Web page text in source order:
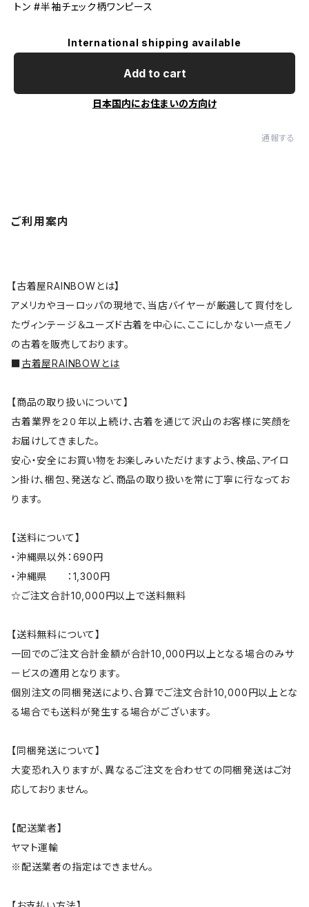
トン #半袖チェック柄ワンピース
International shipping available
Add to cart
日本国内にお住まいの方向け
通報する
ご利用案内
【古着屋RAINBOWとは】
アメリカやヨーロッパの現地で、当店バイヤーが厳選して買付をし
たヴィンテージ＆ユーズド古着を中心に、ここにしかない一点モノ
の古着を販売しております。
■古着屋RAINBOWとは
【商品の取り扱いについて】
古着業界を２０年以上続け、古着を通じて沢山のお客様に笑顔を
お届けしてきました。
安心・安全にお買い物をお楽しみいただけますよう、検品、アイロ
ン掛け、梱包、発送など、商品の取り扱いを常に丁寧に行なってお
ります。
【送料について】
・沖縄県以外：690円
・沖縄県 ：1,300円
☆ご注文合計10,000円以上で送料無料
【送料無料について】
一回でのご注文合計金額が合計10,000円以上となる場合のみサ
ービスの適用となります。
個別注文の同梱発送により、合算でご注文合計10,000円以上とな
る場合でも送料が発生する場合がございます。
【同梱発送について】
大変恐れ入りますが、異なるご注文を合わせての同梱発送はご対
応しておりません。
【配送業者】
ヤマト運輸
※配送業者の指定はできません。